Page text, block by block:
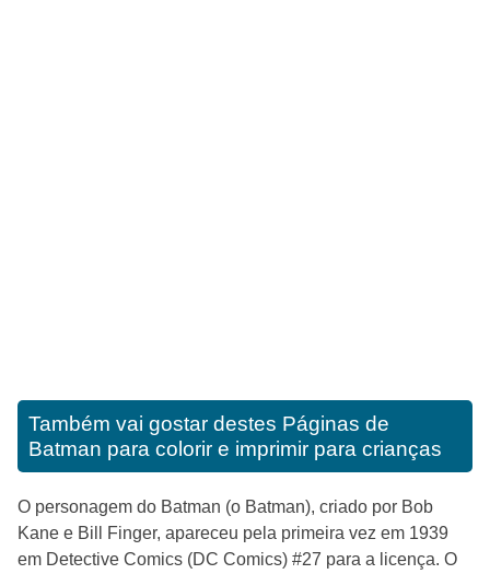
Também vai gostar destes Páginas de
Batman para colorir e imprimir para crianças
O personagem do Batman (o Batman), criado por Bob
Kane e Bill Finger, apareceu pela primeira vez em 1939
em Detective Comics (DC Comics) #27 para a licença. O